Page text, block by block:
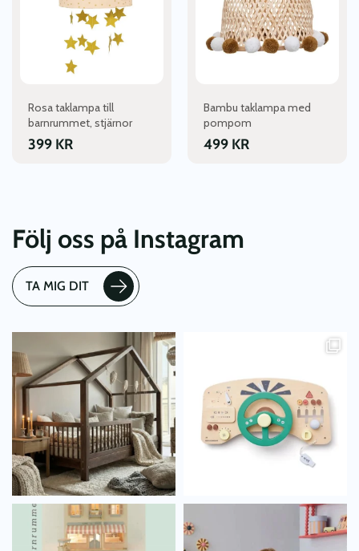
Rosa taklampa till
barnrummet, stjärnor
399 KR
Bambu taklampa med
pompom
499 KR
Följ oss på Instagram
TA MIG DIT